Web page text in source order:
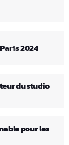
2024
du studio
pour les